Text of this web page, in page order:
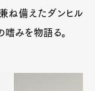
ね備えたダンヒル
嗜みを物語る。